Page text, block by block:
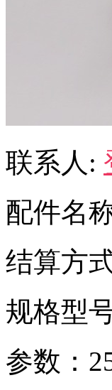
联系人:
配件名
结算方
规格型
参数：